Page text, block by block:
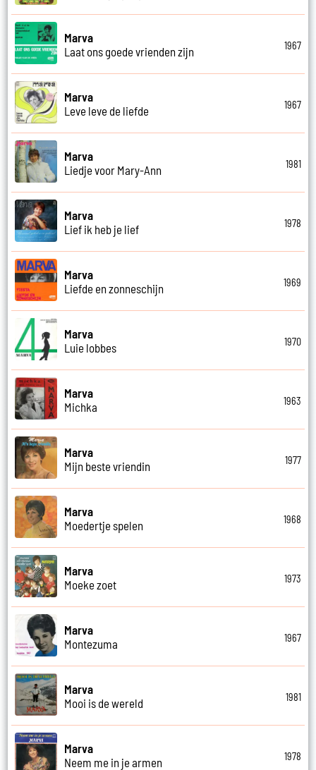
Marva
Laat ons goede vrienden zijn
1967
Marva
Leve leve de liefde
1967
Marva
Liedje voor Mary-Ann
1981
Marva
Lief ik heb je lief
1978
Marva
Liefde en zonneschijn
1969
Marva
Luie lobbes
1970
Marva
Michka
1963
Marva
Mijn beste vriendin
1977
Marva
Moedertje spelen
1968
Marva
Moeke zoet
1973
Marva
Montezuma
1967
Marva
Mooi is de wereld
1981
Marva
Neem me in je armen
1978